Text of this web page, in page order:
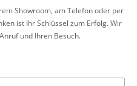
Showroom, am Telefon oder per
ist Ihr Schlüssel zum Erfolg. Wir
und Ihren Besuch.